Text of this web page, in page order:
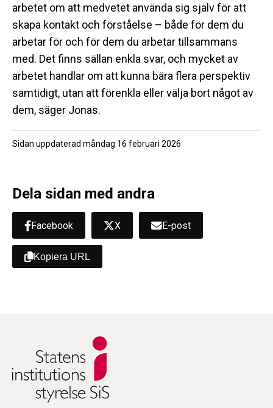
arbetet om att medvetet använda sig själv för att
skapa kontakt och förståelse – både för dem du
arbetar för och för dem du arbetar tillsammans
med. Det finns sällan enkla svar, och mycket av
arbetet handlar om att kunna bära flera perspektiv
samtidigt, utan att förenkla eller välja bort något av
dem, säger Jonas.
Sidan uppdaterad måndag 16 februari 2026
Dela sidan med andra
Facebook X E-post
Kopiera URL